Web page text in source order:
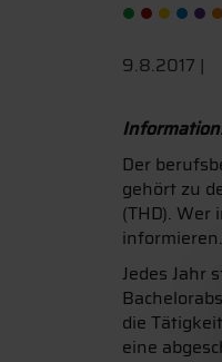
9.8.2017 |
Der
gehört zu
(THD).
informieren.
Jedes Jahr
die
eine